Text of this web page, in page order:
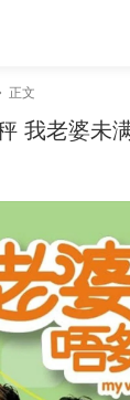
正文
我老婆未